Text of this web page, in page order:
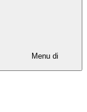
Menu di